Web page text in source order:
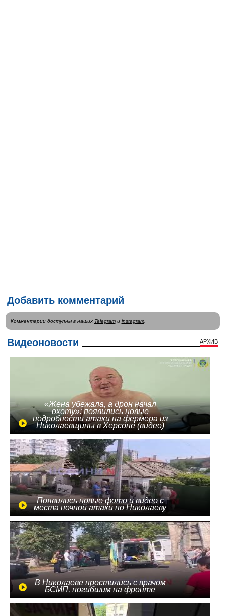
Добавить комментарий
Комментарии доступны в наших Telegramи instagram.
Видеоновости АРХИВ
«Жена убежала, а дрон начал
охоту»: появились новые
подробности атаки на фермера из
Николаевщины в Херсоне (видео)
Появились новые фото и видео с
места ночной атаки по Николаеву
В Николаеве простились с врачом
БСМП, погибшим на фронте